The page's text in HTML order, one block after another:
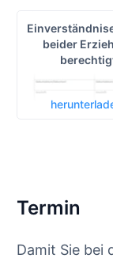
beider
Termin
Damit Sie bei